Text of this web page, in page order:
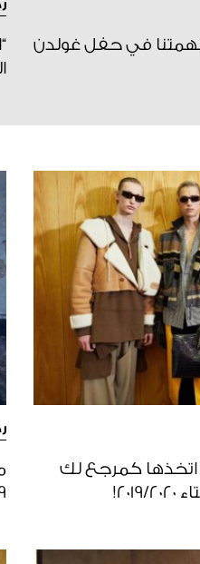
في حفل غولدن
اتخذها كمرجع لك
2019